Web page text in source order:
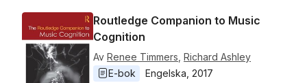
Routledge Companion to Music
Cognition
Av Renee Timmers Richard Ashley
E-bok
Engelska 2017